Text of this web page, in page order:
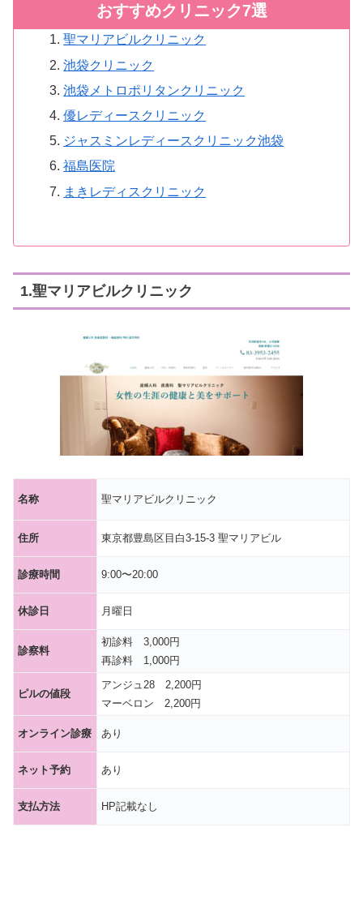
おすすめクリニック7選
聖マリアビルクリニック
池袋クリニック
池袋メトロポリタンクリニック
優レディースクリニック
ジャスミンレディースクリニック池袋
福島医院
まきレディスクリニック
1.聖マリアビルクリニック
名称 聖マリアビルクリニック
住所 東京都豊島区目白3-15-3 聖マリアビル
診療時間 9:00〜20:00
休診日 月曜日
診察料
初診料 3,000円
再診料 1,000円
ピルの値段
アンジュ28 2,200円
マーベロン 2,200円
オンライン診療 あり
ネット予約 あり
支払方法 HP記載なし